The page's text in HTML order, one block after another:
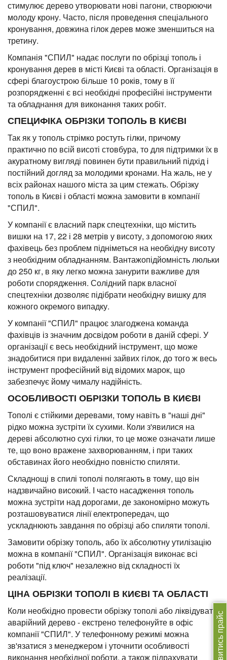
Дивитись прайс
стимулює дерево утворювати нові пагони, створюючи
молоду крону. Часто, після проведення спеціального
кронування, довжина гілок дерев може зменшиться на
третину.
Компанія "СПИЛ" надає послуги по обрізці тополь і
кронування дерев в місті Києві та області. Організація в
сфері благоустрою більше 10 років, тому в її
розпорядженні є всі необхідні професійні інструменти
та обладнання для виконання таких робіт.
СПЕЦИФІКА ОБРІЗКИ ТОПОЛЬ В КИЄВІ
Так як у тополь стрімко ростуть гілки, причому
практично по всій висоті стовбура, то для підтримки їх в
акуратному вигляді повинен бути правильний підхід і
постійний догляд за молодими кронами. На жаль, не у
всіх районах нашого міста за цим стежать. Обрізку
тополь в Києві і області можна замовити в компанії
"СПИЛ".
У компанії є власний парк спецтехніки, що містить
вишки на 17, 22 і 28 метрів у висоту, з допомогою яких
фахівець без проблем підніметься на необхідну висоту
з необхідним обладнанням. Вантажопідйомність люльки
до 250 кг, в яку легко можна занурити важливе для
роботи спорядження. Солідний парк власної
спецтехніки дозволяє підібрати необхідну вишку для
кожного окремого випадку.
У компанії "СПИЛ" працює злагоджена команда
фахівців із значним досвідом роботи в даній сфері. У
організації є весь необхідний інструмент, що може
знадобитися при видаленні зайвих гілок, до того ж весь
інструмент професійний від відомих марок, що
забезпечує йому чималу надійність.
ОСОБЛИВОСТІ ОБРІЗКИ ТОПОЛЬ В КИЄВІ
Тополі є стійкими деревами, тому навіть в "наші дні"
рідко можна зустріти їх сухими. Коли з'явилися на
дереві абсолютно сухі гілки, то це може означати лише
те, що воно вражене захворюванням, і при таких
обставинах його необхідно повністю спиляти.
Складнощі в спилі тополі полягають в тому, що він
надзвичайно високий. І часто насадження тополь
можна зустріти над дорогами, де закономірно можуть
розташовуватися лінії електропередач, що
ускладнюють завдання по обрізці або спиляти тополі.
Замовити обрізку тополь, або їх абсолютну утилізацію
можна в компанії "СПИЛ". Організація виконає всі
роботи "під ключ" незалежно від складності їх
реалізації.
ЦІНА ОБРІЗКИ ТОПОЛІ В КИЄВІ ТА ОБЛАСТІ
Коли необхідно провести обрізку тополі або ліквідувати
аварійний дерево - екстрено телефонуйте в офіс
компанії "СПИЛ". У телефонному режимі можна
зв'язатися з менеджером і уточнити особливості
виконання необхідної роботи, а також підрахувати